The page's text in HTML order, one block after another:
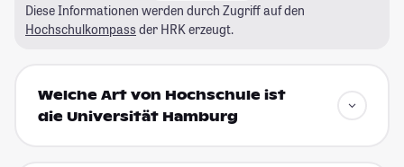
Diese Informationen werden durch Zugriff auf den
Hochschulkompass der HRK erzeugt.
Welche Art von Hochschule ist
die Universität Hamburg